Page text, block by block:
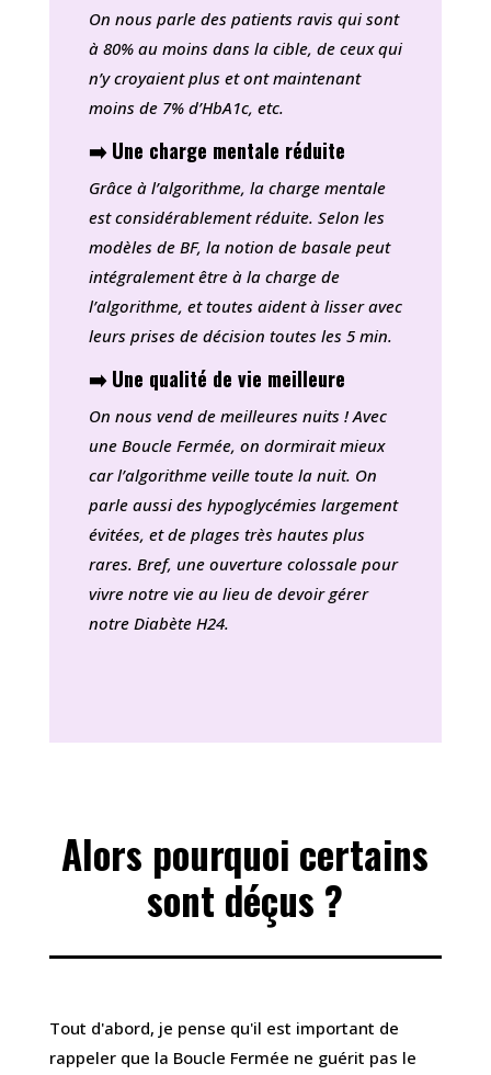
On nous parle des patients ravis qui sont
à 80% au moins dans la cible, de ceux qui
n’y croyaient plus et ont maintenant
moins de 7% d’HbA1c, etc.
➡️ Une charge mentale réduite
Grâce à l’algorithme, la charge mentale
est considérablement réduite. Selon les
modèles de BF, la notion de basale peut
intégralement être à la charge de
l’algorithme, et toutes aident à lisser avec
leurs prises de décision toutes les 5 min.
➡️ Une qualité de vie meilleure
On nous vend de meilleures nuits ! Avec
une Boucle Fermée, on dormirait mieux
car l’algorithme veille toute la nuit. On
parle aussi des hypoglycémies largement
évitées, et de plages très hautes plus
rares. Bref, une ouverture colossale pour
vivre notre vie au lieu de devoir gérer
notre Diabète H24.
Alors pourquoi certains
sont déçus ?
Tout d'abord, je pense qu'il est important de
rappeler que la Boucle Fermée ne guérit pas le